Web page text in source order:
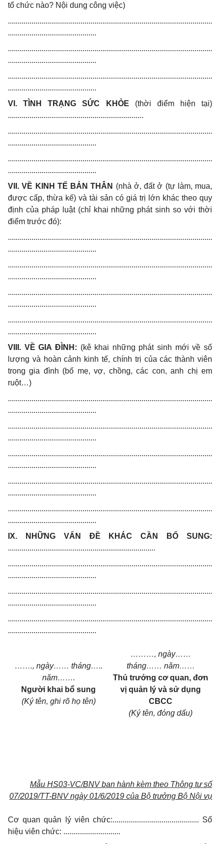
tổ chức nào? Nội dung công việc)
........................................................................................................
.............................................
........................................................................................................
.............................................
........................................................................................................
.............................................
VI. TÌNH TRẠNG SỨC KHỎE (thời điểm hiện tại)
.....................................................................
........................................................................................................
.............................................
........................................................................................................
.............................................
VII. VỀ KINH TẾ BẢN THÂN (nhà ở, đất ở (tự làm, mua,
được cấp, thừa kế) và tài sản có giá trị lớn khác theo quy
định của pháp luật (chỉ khai những phát sinh so với thời
điểm trước đó):
........................................................................................................
.............................................
........................................................................................................
.............................................
........................................................................................................
.............................................
........................................................................................................
.............................................
VIII. VỀ GIA ĐÌNH: (kê khai những phát sinh mới về số
lượng và hoàn cảnh kinh tế, chính trị của các thành viên
trong gia đình (bố mẹ, vợ, chồng, các con, anh chị em
ruột…)
........................................................................................................
.............................................
........................................................................................................
.............................................
........................................................................................................
.............................................
........................................................................................................
.............................................
........................................................................................................
.............................................
IX. NHỮNG VẤN ĐỀ KHÁC CẦN BỔ SUNG:
...........................................................................
........................................................................................................
.............................................
........................................................................................................
.............................................
........................................................................................................
.............................................
……., ngày…… tháng…..
năm…….
Người khai bổ sung
(Ký tên, ghi rõ họ tên)
………, ngày……
tháng…… năm……
Thủ trưởng cơ quan, đơn
vị quản lý và sử dụng
CBCC
(Ký tên, đóng dấu)
Mẫu HS03-VC/BNV ban hành kèm theo Thông tư số
07/2019/TT-BNV ngày 01/6/2019 của Bộ trưởng Bộ Nội vụ
Cơ quan quản lý viên chức:............................................ Số
hiệu viên chức: .............................